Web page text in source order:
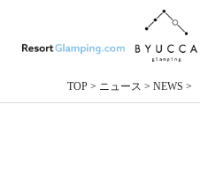
TOP > ニュース > NEWS >